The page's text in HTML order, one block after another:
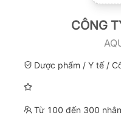
CÔNG
Dược phẩm / Y tế /
Từ 100 đến 300